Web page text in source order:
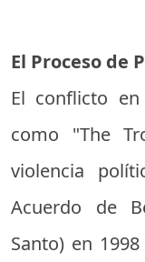
El Proceso de
El conflicto
como "The
violencia
Acuerdo de
Santo) en